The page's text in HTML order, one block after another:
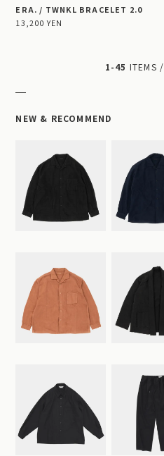
ERA. / TWNKL BRACELET 2.0
13,200 YEN
1-45 ITEMS /
NEW & RECOMMEND